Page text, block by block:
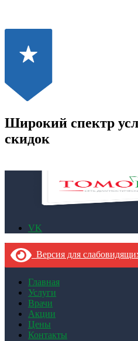
Широкий спектр
скидок
VK
Версия для
Главная
Услуги
Врачи
Акции
Цены
Контакты